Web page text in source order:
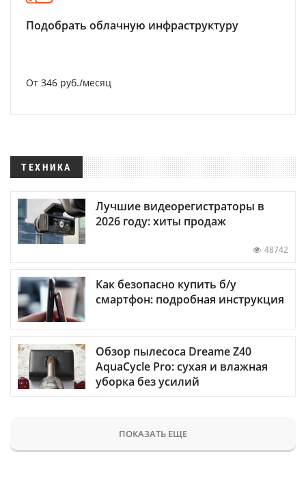
Подобрать облачную инфраструктуру
От 346 руб./месяц
ТЕХНИКА
Лучшие видеорегистраторы в
2026 году: хиты продаж
48742
Как безопасно купить б/у
смартфон: подробная инструкция
Обзор пылесоса Dreame Z40
AquaCycle Pro: сухая и влажная
уборка без усилий
ПОКАЗАТЬ ЕЩЕ